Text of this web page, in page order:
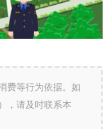
费等行为依据。如
，请及时联系本